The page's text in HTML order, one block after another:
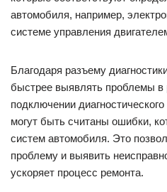
автомобиля, например,
системе управления
Благодаря разъему
быстрее выявлять проблемы в
подключении
могут быть считаны ошибки,
систем автомобиля. Это
проблему и выявить
ускоряет процесс ремонта.